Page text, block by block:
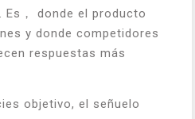
， donde el producto
y donde competidores
respuestas más
objetivo, el señuelo